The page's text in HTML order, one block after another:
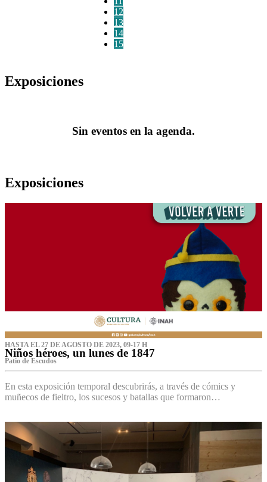
12
13
14
15
Exposiciones
Sin eventos en la agenda.
Exposiciones
HASTA EL 27 DE AGOSTO DE 2023, 09-17 H
Niños héroes, un lunes de 1847
Patio de Escudos
En esta exposición temporal descubrirás, a través de cómics y
muñecos de fieltro, los sucesos y batallas que formaron…